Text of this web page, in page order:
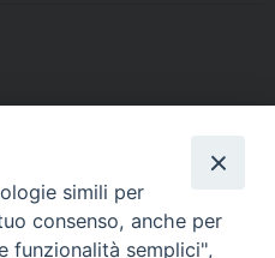
di Stabia (NA)
simili per
consenso, anche per
funzionalità semplici",